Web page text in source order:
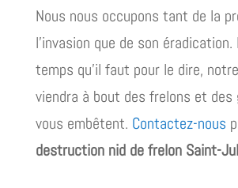
Nous nous occupons tant de la
l’invasion que de son éradication.
temps qu’il faut pour le dire,
viendra à bout des frelons et des
vous embêtent. Contactez-nous
destruction nid de frelon Saint-